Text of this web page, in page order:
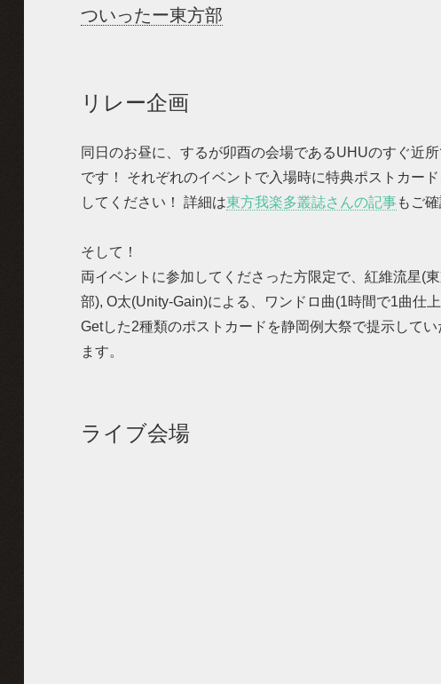
ついったー東方部
リレー企画
同日のお昼に、するが卯酉の会場であるUHUのすぐ近
です！ それぞれのイベントで入場時に特典ポストカー
してください！ 詳細は東方我楽多叢誌さんの記事もご
そして！
両イベントに参加してくださった方限定で、紅維流星(
部), O太(Unity-Gain)による、ワンドロ曲(1時間で1曲仕
Getした2種類のポストカードを静岡例大祭で提示して
ます。
ライブ会場